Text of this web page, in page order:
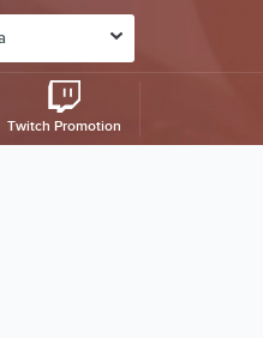
Twitch Promotion